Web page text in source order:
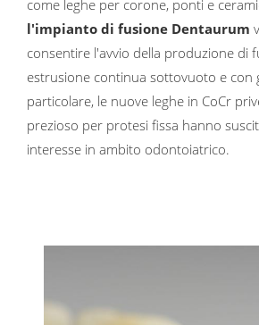
come leghe per corone, ponti e
l'impianto di fusione Dentaurum
consentire l'avvio della produzione di
estrusione continua sottovuoto e con
particolare, le nuove leghe in CoCr
prezioso per protesi fissa hanno
interesse in ambito odontoiatrico.